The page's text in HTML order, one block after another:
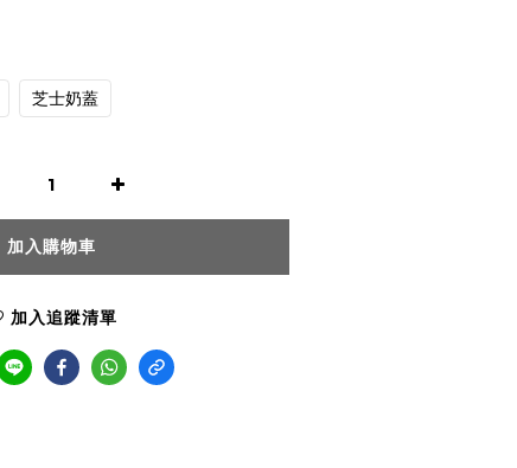
芝士奶蓋
加入購物車
加入追蹤清單